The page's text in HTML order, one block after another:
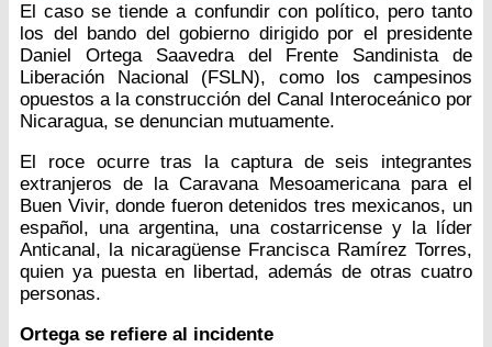
El caso se tiende a confundir con político, pero tanto
los del bando del gobierno dirigido por el presidente
Daniel Ortega Saavedra del Frente Sandinista de
Liberación Nacional (FSLN), como los campesinos
opuestos a la construcción del Canal Interoceánico por
Nicaragua, se denuncian mutuamente.
El roce ocurre tras la captura de seis integrantes
extranjeros de la Caravana Mesoamericana para el
Buen Vivir, donde fueron detenidos tres mexicanos, un
español, una argentina, una costarricense y la líder
Anticanal, la nicaragüense Francisca Ramírez Torres,
quien ya puesta en libertad, además de otras cuatro
personas.
Ortega se refiere al incidente